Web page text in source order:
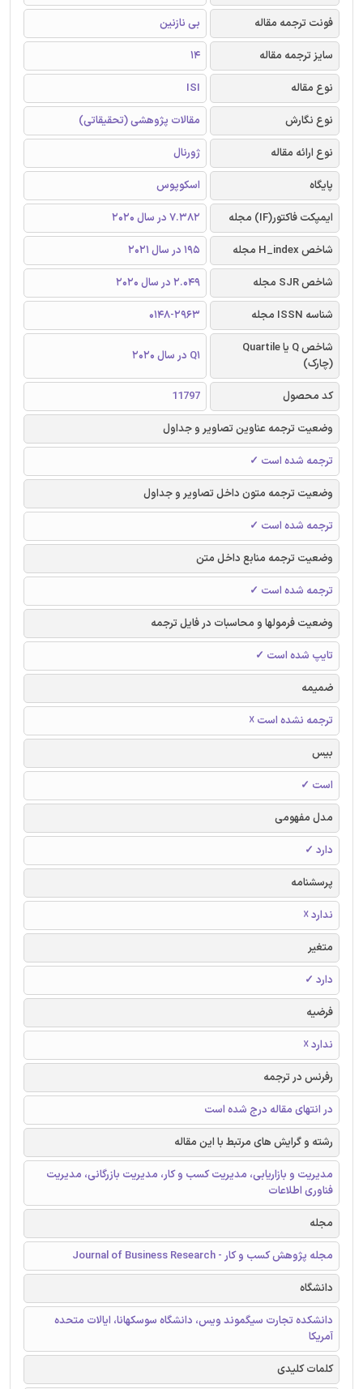
فونت ترجمه مقاله
بی نازنین
سایز ترجمه مقاله
14
نوع مقاله
ISI
نوع نگارش
مقالات پژوهشی (تحقیقاتی)
نوع ارائه مقاله
ژورنال
پایگاه
اسکوپوس
ایمپکت فاکتور(IF) مجله
7.382 در سال 2020
شاخص H_index مجله
195 در سال 2021
شاخص SJR مجله
2.049 در سال 2020
شناسه ISSN مجله
0148-2963
شاخص Q یا Quartile
(چارک)
Q1 در سال 2020
کد محصول
11797
وضعیت ترجمه عناوین تصاویر و جداول
ترجمه شده است ✓
وضعیت ترجمه متون داخل تصاویر و جداول
ترجمه شده است ✓
وضعیت ترجمه منابع داخل متن
ترجمه شده است ✓
وضعیت فرمولها و محاسبات در فایل ترجمه
تایپ شده است ✓
ضمیمه
ترجمه نشده است ☓
بیس
است ✓
مدل مفهومی
دارد ✓
پرسشنامه
ندارد ☓
متغیر
دارد ✓
فرضیه
ندارد ☓
رفرنس در ترجمه
در انتهای مقاله درج شده است
رشته و گرایش های مرتبط با این مقاله
مدیریت و بازاریابی، مدیریت کسب و کار، مدیریت بازرگانی، مدیریت
فناوری اطلاعات
مجله
مجله پژوهش کسب و کار - Journal of Business Research
دانشگاه
دانشکده تجارت سیگموند ویس، دانشگاه سوسکهانا، ایالات متحده
آمریکا
کلمات کلیدی